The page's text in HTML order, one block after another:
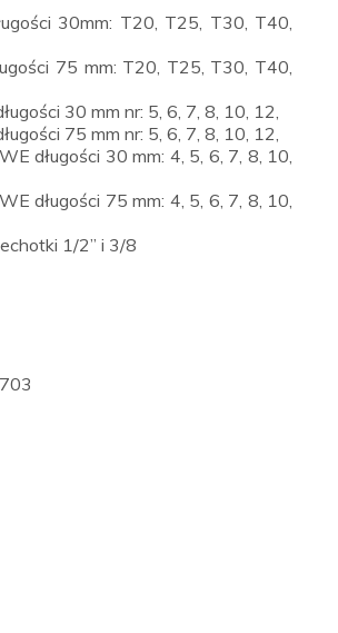
30mm: T20, T25, T30, T40,
75 mm: T20, T25, T30, T40,
30 mm nr: 5, 6, 7, 8, 10, 12,
75 mm nr: 5, 6, 7, 8, 10, 12,
długości 30 mm: 4, 5, 6, 7, 8, 10,
długości 75 mm: 4, 5, 6, 7, 8, 10,
1/2” i 3/8